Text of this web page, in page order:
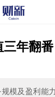
年翻
模及盈利能